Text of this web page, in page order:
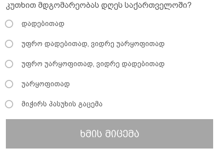
კუთხით მდგომარეობას დღეს საქართველოში?
დადებითად
უფრო დადებითად, ვიდრე უარყოფითად
უფრო უარყოფითად, ვიდრე დადებითად
უარყოფითად
მიჭირს პასუხის გაცემა
ხმის მიცემა